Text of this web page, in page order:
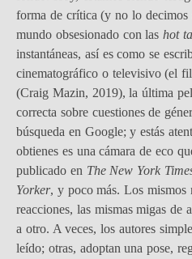
forma de crítica (y no lo
mundo obsesionado con lashot
instantáneas, así es como se
cinematográfico o televisivo (el
(Craig Mazin, 2019), la última
correcta sobre cuestiones de
búsqueda en Google; y estás
obtienes es una cámara de eco
publicado en The New York
Yorker, y poco más. Los mismos
reacciones, las mismas migas de
a otro. A veces, los autores
leído; otras, adoptan una pose,